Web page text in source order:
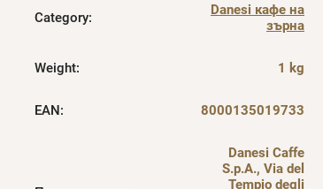
Category:
Danesi кафе на
зърна
Weight: 1 kg
EAN: 8000135019733
Danesi Caffe
S.p.A., Via del
Tempio degli